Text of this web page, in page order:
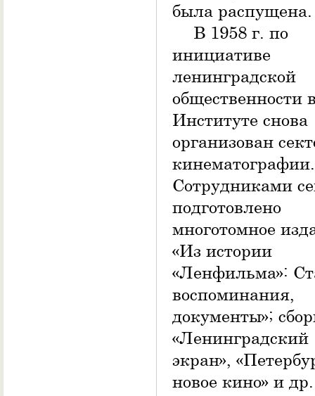
была распущена.
В 1958 г. по
инициативе
ленинградской
общественности
Институте снова
организован
кинематографии.
Сотрудниками
подготовлено
многотомное
«Из истории
«Ленфильма»:
воспоминания,
документы»;
«Ленинградский
экран»,
новое кино» и